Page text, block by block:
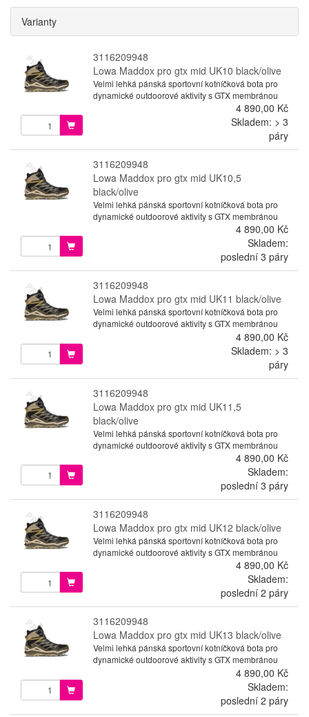
Varianty
3116209948
Lowa Maddox pro gtx mid UK10 black/olive
Velmi lehká pánská sportovní kotníčková bota pro
dynamické outdoorové aktivity s GTX membránou
4 890,00 Kč
Skladem: > 3
páry
3116209948
Lowa Maddox pro gtx mid UK10,5
black/olive
Velmi lehká pánská sportovní kotníčková bota pro
dynamické outdoorové aktivity s GTX membránou
4 890,00 Kč
Skladem:
poslední 3 páry
3116209948
Lowa Maddox pro gtx mid UK11 black/olive
Velmi lehká pánská sportovní kotníčková bota pro
dynamické outdoorové aktivity s GTX membránou
4 890,00 Kč
Skladem: > 3
páry
3116209948
Lowa Maddox pro gtx mid UK11,5
black/olive
Velmi lehká pánská sportovní kotníčková bota pro
dynamické outdoorové aktivity s GTX membránou
4 890,00 Kč
Skladem:
poslední 3 páry
3116209948
Lowa Maddox pro gtx mid UK12 black/olive
Velmi lehká pánská sportovní kotníčková bota pro
dynamické outdoorové aktivity s GTX membránou
4 890,00 Kč
Skladem:
poslední 2 páry
3116209948
Lowa Maddox pro gtx mid UK13 black/olive
Velmi lehká pánská sportovní kotníčková bota pro
dynamické outdoorové aktivity s GTX membránou
4 890,00 Kč
Skladem:
poslední 2 páry